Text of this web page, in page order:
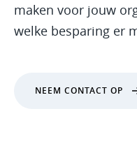
maken voor jouw
welke besparing er
NEEM CONTACT OP